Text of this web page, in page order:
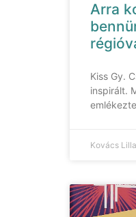
Arra
Kiss Gy.
inspirált.
Kovács Lilla